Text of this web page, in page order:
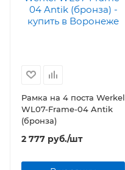
Рамка на 4 поста Werkel
WL07-Frame-04 Antik
(бронза)
2 777 руб./шт